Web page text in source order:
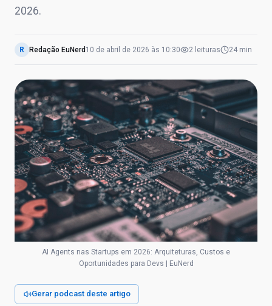
2026.
R Redação EuNerd 10 de abril de 2026 às 10:30 2 leituras 24 min
AI Agents nas Startups em 2026: Arquiteturas, Custos e
Oportunidades para Devs | EuNerd
Gerar podcast deste artigo